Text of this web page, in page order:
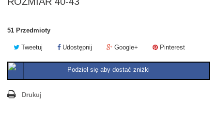
51 Przedmioty
Tweetuj Udostępnij Google+ Pinterest
Podziel się aby dostać zniżki
Drukuj